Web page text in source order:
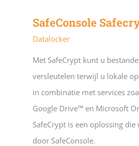
SafeConsole
Datalocker
Met SafeCrypt kunt u
versleutelen terwijl u lokale
in combinatie met services
Google Drive™ en Microsoft
SafeCrypt is een oplossing
door SafeConsole.